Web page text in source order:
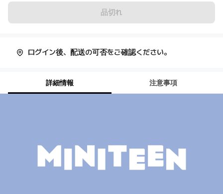
品切れ
ログイン後、配送の可否をご確認ください。
詳細情報 注意事項